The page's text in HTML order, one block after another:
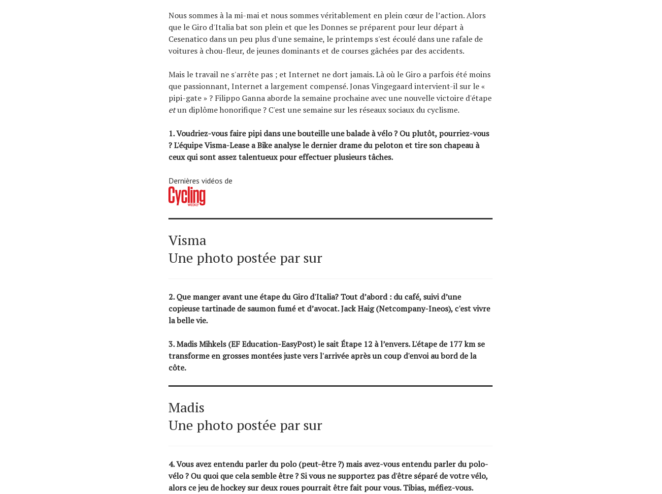
Nous sommes à la mi-mai et nous sommes véritablement en plein cœur de l’action. Alors
que le Giro d'Italia bat son plein et que les Donnes se préparent pour leur départ à
Cesenatico dans un peu plus d'une semaine, le printemps s'est écoulé dans une rafale de
voitures à chou-fleur, de jeunes dominants et de courses gâchées par des accidents.
Mais le travail ne s'arrête pas ; et Internet ne dort jamais. Là où le Giro a parfois été moins
que passionnant, Internet a largement compensé. Jonas Vingegaard intervient-il sur le «
pipi-gate » ? Filippo Ganna aborde la semaine prochaine avec une nouvelle victoire d'étape
etun diplôme honorifique ? C'est une semaine sur les réseaux sociaux du cyclisme.
1. Voudriez-vousfaire pipi dans une bouteilleune balade à vélo ? Ou plutôt, pourriez-vous
? L'équipe Visma-Lease a Bike analyse le dernier drame du peloton et tire son chapeau à
ceux qui sont assez talentueux pour effectuer plusieurs tâches.
Dernières vidéos de
Visma
Une photo postée par sur
2.Que manger avant une étape du Giro d'Italia? Tout d’abord : du café, suivi d’une
copieuse tartinade de saumon fumé et d’avocat. Jack Haig (Netcompany-Ineos), c'est vivre
la belle vie.
3. Madis Mihkels (EF Education-EasyPost) le saitÉtape 12 à l’envers. L'étape de 177 km se
transforme en grosses montées juste vers l'arrivée après un coup d'envoi au bord de la
côte.
Madis
Une photo postée par sur
4. Vous avez entendu parler du polo (peut-être ?) mais avez-vous entendu parler du polo-
vélo ? Ou quoi que cela semble être ? Si vous ne supportez pas d'être séparé de votre vélo,
alors ce jeu de hockey sur deux roues pourrait être fait pour vous. Tibias, méfiez-vous.